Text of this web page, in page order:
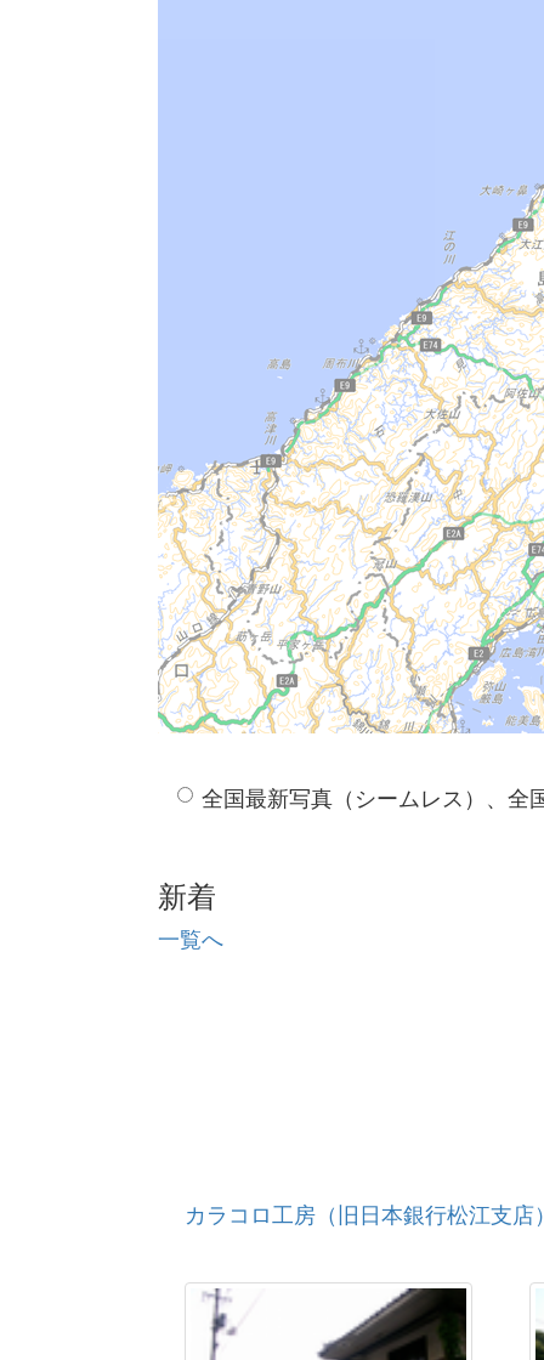
全国最新写真（シームレス）、全
新着
一覧へ
カラコロ工房（旧日本銀行松江支店